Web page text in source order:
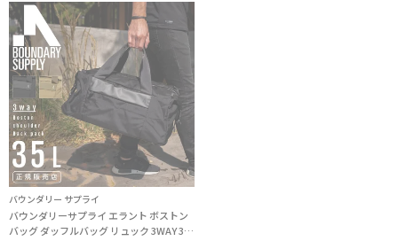
バウンダリー サプライ
バウンダリーサプライ エラント ボストン
バッグ ダッフルバッグ リュック 3WAY 35L